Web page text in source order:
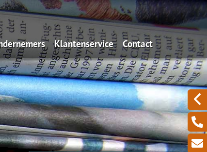
Algemeen
Aansprakelijkheid
Uw zakelijke bezittingen
Een zieke ondernemer
Klantenservice
Iets wijzigen?
Schadeformulieren
Serviceformulieren
Contact